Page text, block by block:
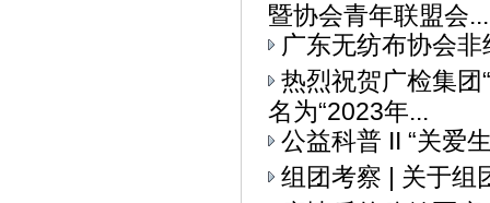
暨协会青年联盟会...
广东无纺布协会
热烈祝贺广检集团
名为“2023年...
公益科普 II “关爱
组团考察 | 关于组